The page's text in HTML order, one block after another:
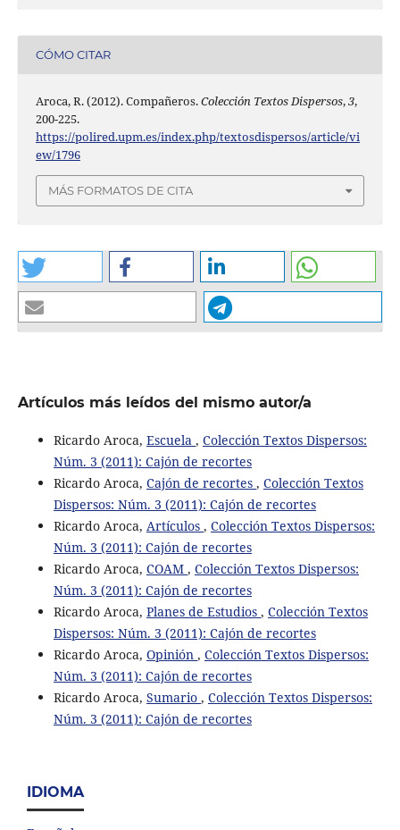
CÓMO CITAR
Aroca, R. (2012). Compañeros.Colección Textos Dispersos,3,
200-225.
https://polired.upm.es/index.php/textosdispersos/article/vi
ew/1796
MÁS FORMATOS DE CITA
Artículos más leídos del mismo autor/a
Ricardo Aroca, Escuela , Colección Textos Dispersos:
Núm. 3 (2011): Cajón de recortes
Ricardo Aroca, Cajón de recortes , Colección Textos
Dispersos: Núm. 3 (2011): Cajón de recortes
Ricardo Aroca, Artículos , Colección Textos Dispersos:
Núm. 3 (2011): Cajón de recortes
Ricardo Aroca, COAM , Colección Textos Dispersos:
Núm. 3 (2011): Cajón de recortes
Ricardo Aroca, Planes de Estudios , Colección Textos
Dispersos: Núm. 3 (2011): Cajón de recortes
Ricardo Aroca, Opinión , Colección Textos Dispersos:
Núm. 3 (2011): Cajón de recortes
Ricardo Aroca, Sumario , Colección Textos Dispersos:
Núm. 3 (2011): Cajón de recortes
IDIOMA